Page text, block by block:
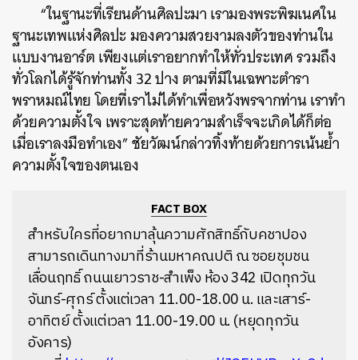
“ในฐานะที่เรียนด้านศิลปะมา เรามองพระพิฆเนศใน
ฐานะเทพแห่งศิลปะ มองความสวยงามลงตัวของท่านใน
แบบงานอาร์ต เพียงแต่เราอยากทำให้ทั่วประเทศ รวมถึง
ทั่วโลกได้รู้จักท่านทั้ง 32 ปาง ตามที่มีในเฉพาะตำรา
พราหมณ์ไทย โดยที่เราไม่ได้ทำเพื่อหวังพรจากท่าน เราทำ
ด้วยความตั้งใจ เพราะสุดท้ายความสำเร็จจะเกิดได้ก็ต่อ
เมื่อเราลงมือทำเอง”ชัยวัฒน์กล่าวทิ้งท้ายด้วยการเน้นย้ำ
ความตั้งใจของตนเอง
FACT BOX
สำหรับใครที่อยากมาลุ้นความศักสิทธิ์กับคชาปอง
สามารถเดินทางมาที่ร้านมหาคณปติ ณ ซอยชุมชน
เลื่อนฤทธิ์ ถนนเยาวราช-สำเพ็ง ห้อง 342 เปิดทุกวัน
จันทร์-ศุกร์ ตั้งแต่เวลา 11.00-18.00 น. และเสาร์-
อาทิตย์ ตั้งแต่เวลา 11.00-19.00 น. (หยุดทุกวัน
อังคาร)